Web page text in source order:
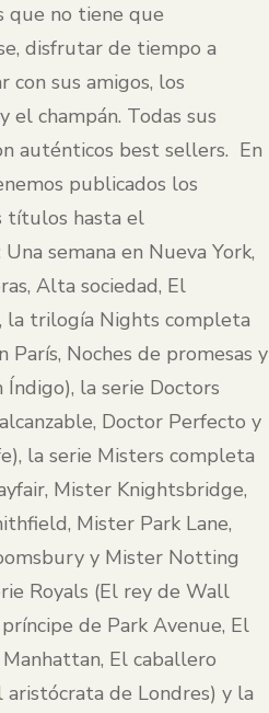
que no tiene que
disfrutar de tiempo a
con sus amigos, los
el champán. Todas sus
auténticos best sellers. En
publicados los
títulos hasta el
semana en Nueva York,
Alta sociedad, El
la trilogía Nights completa
París, Noches de promesas y
Índigo), la serie Doctors
Doctor Perfecto y
la serie Misters completa
Mister Knightsbridge,
Mister Park Lane,
y Mister Notting
Royals (El rey de Wall
de Park Avenue, El
El caballero
aristócrata de Londres) y la